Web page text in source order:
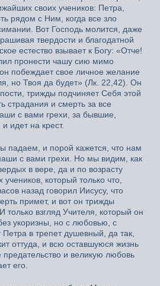
своих учеников: Петра,
рядом с Ним, когда все зло
Вот Господь молится, даже
твердости и благодатной
естество взывает к Богу: «Отче!
пронести чашу сию мимо
побеждает свое личное желание
но Твоя да будет» (Лк. 22,42). Он
трижды подчиняет Себя этой
страдания и смерть за все
с вами грехи, за бывшие,
идет на крест.
и порой кажется, что нам
с вами грехи. Но мы видим, как
в вере, да и по возрасту
который только что,
назад говорил Иисусу, что
примет, и вот он трижды
только взгляд Учителя, который он
укоризны, но с любовью, с
в трепет душевный, да так,
оттуда, и всю оставшуюся жизнь
предательство и великую любовь
его.